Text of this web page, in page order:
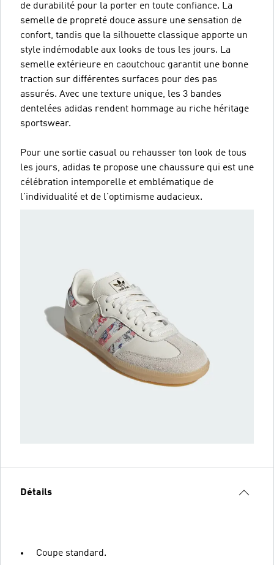
de durabilité pour la porter en toute confiance. La
semelle de propreté douce assure une sensation de
confort, tandis que la silhouette classique apporte un
style indémodable aux looks de tous les jours. La
semelle extérieure en caoutchouc garantit une bonne
traction sur différentes surfaces pour des pas
assurés. Avec une texture unique, les 3 bandes
dentelées adidas rendent hommage au riche héritage
sportswear.
Pour une sortie casual ou rehausser ton look de tous
les jours, adidas te propose une chaussure qui est une
célébration intemporelle et emblématique de
l'individualité et de l'optimisme audacieux.
Détails
Coupe standard.